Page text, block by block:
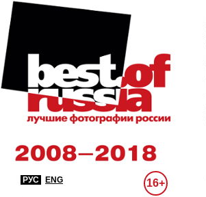
РУС ENG 16+